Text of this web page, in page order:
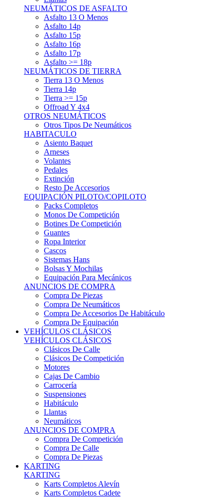
NEUMÁTICOS DE ASFALTO
Asfalto 13 O Menos
Asfalto 14p
Asfalto 15p
Asfalto 16p
Asfalto 17p
Asfalto >= 18p
NEUMÁTICOS DE TIERRA
Tierra 13 O Menos
Tierra 14p
Tierra >= 15p
Offroad Y 4x4
OTROS NEUMÁTICOS
Otros Tipos De Neumáticos
HABITACULO
Asiento Baquet
Arneses
Volantes
Pedales
Extinción
Resto De Accesorios
EQUIPACIÓN PILOTO/COPILOTO
Packs Completos
Monos De Competición
Botines De Competición
Guantes
Ropa Interior
Cascos
Sistemas Hans
Bolsas Y Mochilas
Equipación Para Mecánicos
ANUNCIOS DE COMPRA
Compra De Piezas
Compra De Neumáticos
Compra De Accesorios De Habitáculo
Compra De Equipación
VEHÍCULOS CLÁSICOS
VEHÍCULOS CLÁSICOS
Clásicos De Calle
Clásicos De Competición
Motores
Cajas De Cambio
Carrocería
Suspensiones
Habitáculo
Llantas
Neumáticos
ANUNCIOS DE COMPRA
Compra De Competición
Compra De Calle
Compra De Piezas
KARTING
KARTING
Karts Completos Alevín
Karts Completos Cadete